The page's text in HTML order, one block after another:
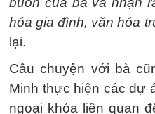
hóa gia đình, văn hóa
lại.
Câu chuyện với bà
Minh thực hiện các dự
ngoại khóa liên quan